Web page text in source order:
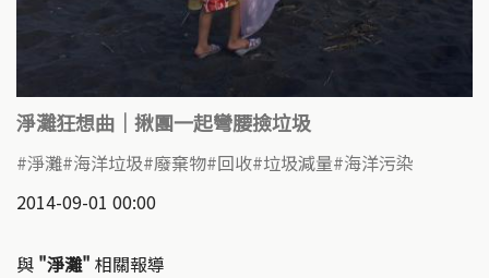
淨灘狂想曲｜揪團一起彎腰撿垃圾
淨灘 海洋垃圾 廢棄物 回收 垃圾減量 海洋污染
2014-09-01 00:00
與 "淨灘" 相關報導